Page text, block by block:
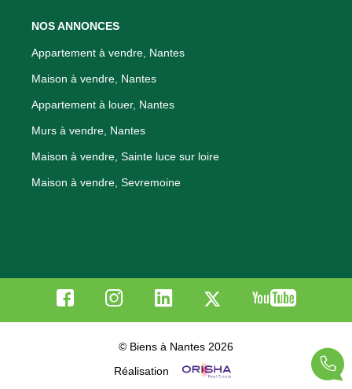
NOS ANNONCES
Appartement à vendre, Nantes
Maison à vendre, Nantes
Appartement à louer, Nantes
Murs à vendre, Nantes
Maison à vendre, Sainte luce sur loire
Maison à vendre, Sevremoine
© Biens à Nantes 2026
Réalisation